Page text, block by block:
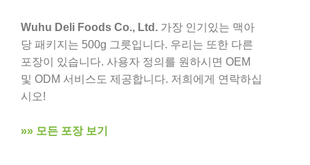
Wuhu Deli Foods Co., Ltd. 가장 인기있는 맥아
당 패키지는 500g 그릇입니다. 우리는 또한 다른
포장이 있습니다. 사용자 정의를 원하시면 OEM
및 ODM 서비스도 제공합니다. 저희에게 연락하십
시오!
»» 모든 포장 보기